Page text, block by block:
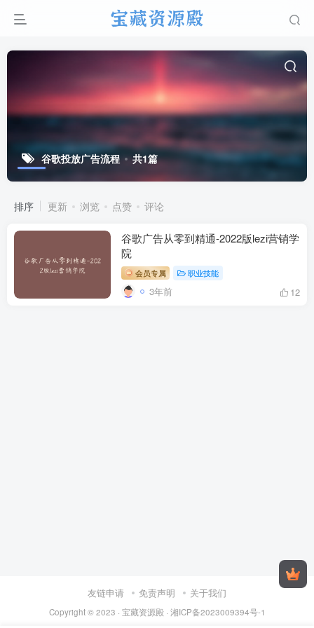
谷歌投放广告流程 共1篇
排序 更新 浏览 点赞 评论
谷歌广告从零到精通-2022版lezi营销学
院
会员专属 职业技能
3年前 12
友链申请 免责声明 关于我们
Copyright © 2023 · 宝藏资源殿· 湘ICP备2023009394号-1